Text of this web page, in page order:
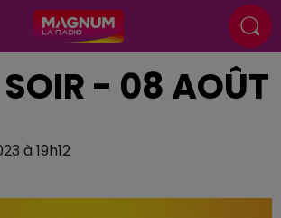
- 08 AOÛT
à 19h12